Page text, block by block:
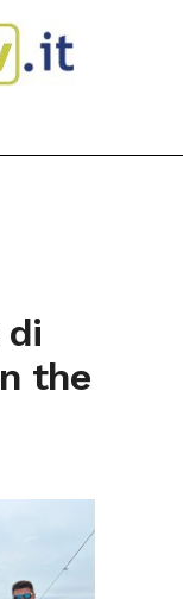
di
the